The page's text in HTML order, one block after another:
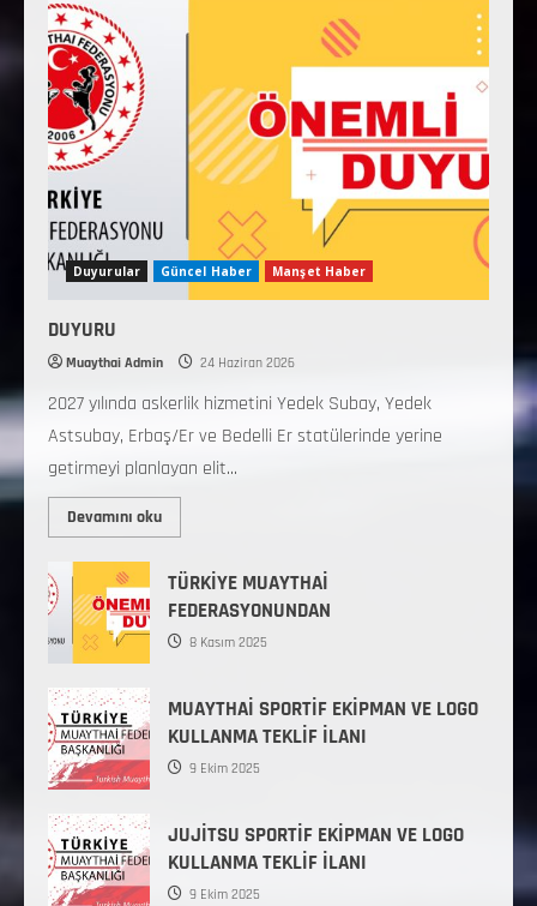
Duyurular Güncel Haber Manşet Haber
DUYURU
Muaythai Admin 24 Haziran 2026
2027 yılında askerlik hizmetini Yedek Subay, Yedek
Astsubay, Erbaş/Er ve Bedelli Er statülerinde yerine
getirmeyi planlayan elit...
Devamını oku
TÜRKİYE MUAYTHAİ
FEDERASYONUNDAN
8 Kasım 2025
MUAYTHAİ SPORTİF EKİPMAN VE LOGO
KULLANMA TEKLİF İLANI
9 Ekim 2025
JUJİTSU SPORTİF EKİPMAN VE LOGO
KULLANMA TEKLİF İLANI
9 Ekim 2025